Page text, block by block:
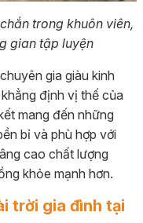
trong khuôn viên,
gian tập luyện
gia giàu kinh
định vị thế của
mang đến những
bỉ và phù hợp với
cao chất lượng
khỏe mạnh hơn.
trời gia đình tại